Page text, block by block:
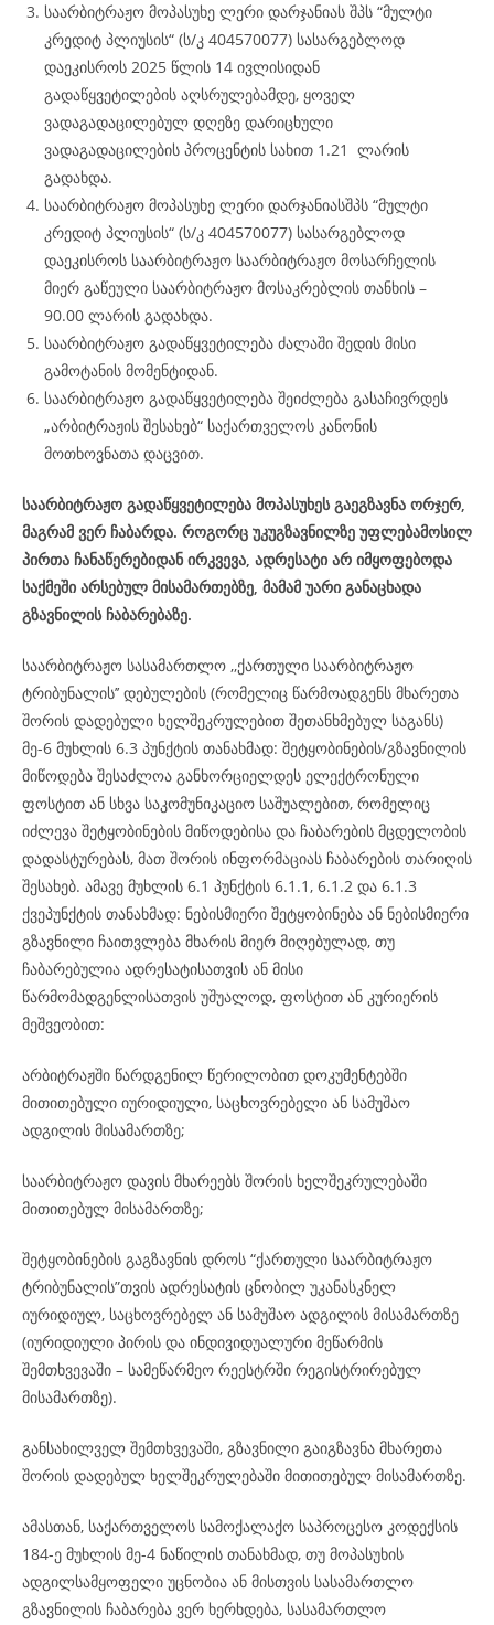
საარბიტრაჟო მოპასუხე ლერი დარჯანიას შპს “მულტი
კრედიტ პლიუსის“ (ს/კ 404570077) სასარგებლოდ
დაეკისროს 2025 წლის 14 ივლისიდან
გადაწყვეტილების აღსრულებამდე, ყოველ
ვადაგადაცილებულ დღეზე დარიცხული
ვადაგადაცილების პროცენტის სახით 1.21 ლარის
გადახდა.
საარბიტრაჟო მოპასუხე ლერი დარჯანიასშპს “მულტი
კრედიტ პლიუსის“ (ს/კ 404570077) სასარგებლოდ
დაეკისროს საარბიტრაჟო საარბიტრაჟო მოსარჩელის
მიერ გაწეული საარბიტრაჟო მოსაკრებლის თანხის –
90.00 ლარის გადახდა.
საარბიტრაჟო გადაწყვეტილება ძალაში შედის მისი
გამოტანის მომენტიდან.
საარბიტრაჟო გადაწყვეტილება შეიძლება გასაჩივრდეს
„არბიტრაჟის შესახებ“ საქართველოს კანონის
მოთხოვნათა დაცვით.
საარბიტრაჟო გადაწყვეტილება მოპასუხეს გაეგზავნა ორჯერ,
მაგრამ ვერ ჩაბარდა. როგორც უკუგზავნილზე უფლებამოსილ
პირთა ჩანაწერებიდან ირკვევა, ადრესატი არ იმყოფებოდა
საქმეში არსებულ მისამართებზე, მამამ უარი განაცხადა
გზავნილის ჩაბარებაზე.
საარბიტრაჟო სასამართლო ,,ქართული საარბიტრაჟო
ტრიბუნალის’’ დებულების (რომელიც წარმოადგენს მხარეთა
შორის დადებული ხელშეკრულებით შეთანხმებულ საგანს)
მე-6 მუხლის 6.3 პუნქტის თანახმად: შეტყობინების/გზავნილის
მიწოდება შესაძლოა განხორციელდეს ელექტრონული
ფოსტით ან სხვა საკომუნიკაციო საშუალებით, რომელიც
იძლევა შეტყობინების მიწოდებისა და ჩაბარების მცდელობის
დადასტურებას, მათ შორის ინფორმაციას ჩაბარების თარიღის
შესახებ. ამავე მუხლის 6.1 პუნქტის 6.1.1, 6.1.2 და 6.1.3
ქვეპუნქტის თანახმად: ნებისმიერი შეტყობინება ან ნებისმიერი
გზავნილი ჩაითვლება მხარის მიერ მიღებულად, თუ
ჩაბარებულია ადრესატისათვის ან მისი
წარმომადგენლისათვის უშუალოდ, ფოსტით ან კურიერის
მეშვეობით:
არბიტრაჟში წარდგენილ წერილობით დოკუმენტებში
მითითებული იურიდიული, საცხოვრებელი ან სამუშაო
ადგილის მისამართზე;
საარბიტრაჟო დავის მხარეებს შორის ხელშეკრულებაში
მითითებულ მისამართზე;
შეტყობინების გაგზავნის დროს “ქართული საარბიტრაჟო
ტრიბუნალის”თვის ადრესატის ცნობილ უკანასკნელ
იურიდიულ, საცხოვრებელ ან სამუშაო ადგილის მისამართზე
(იურიდიული პირის და ინდივიდუალური მეწარმის
შემთხვევაში – სამეწარმეო რეესტრში რეგისტრირებულ
მისამართზე).
განსახილველ შემთხვევაში, გზავნილი გაიგზავნა მხარეთა
შორის დადებულ ხელშეკრულებაში მითითებულ მისამართზე.
ამასთან, საქართველოს სამოქალაქო საპროცესო კოდექსის
184-ე მუხლის მე-4 ნაწილის თანახმად, თუ მოპასუხის
ადგილსამყოფელი უცნობია ან მისთვის სასამართლო
გზავნილის ჩაბარება ვერ ხერხდება, სასამართლო